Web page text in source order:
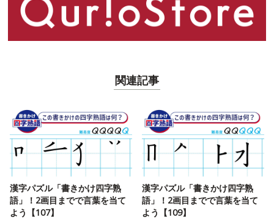
関連記事
漢字パズル「書きかけ四字熟
語」！2画目までで言葉を当て
よう【107】
漢字パズル「書きかけ四字熟
語」！2画目までで言葉を当て
よう【109】